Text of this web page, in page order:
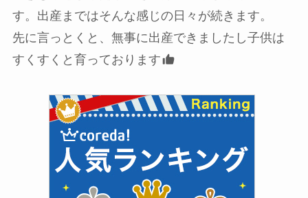
す。出産まではそんな感じの日々が続きます。
先に言っとくと、無事に出産できましたし子供は
すくすくと育っております